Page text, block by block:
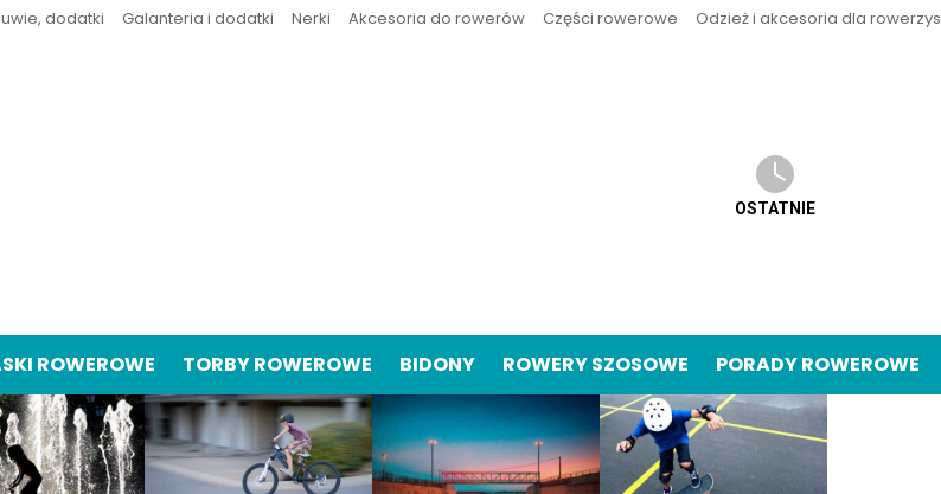
dodatki Galanteria i dodatki Nerki Akcesoria do rowerów Części rowerowe Odzież i akcesoria dla
OSTATNIE
ROWEROWE TORBY ROWEROWE BIDONY ROWERY SZOSOWE PORADY ROWEROWE